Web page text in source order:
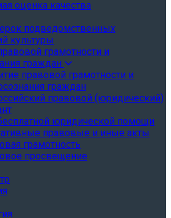
оценка качества
подведомственных
культуры
грамотности и
граждан
правовой грамотности и
граждан
правовой (юридический)
юридической помощи
правовые и иные акты
грамотность
просвещение